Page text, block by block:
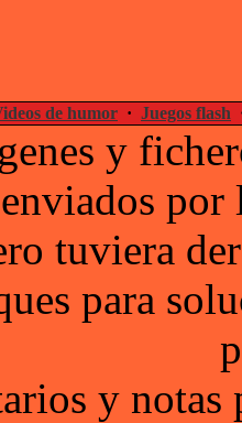
de humor · Juegos flash
y
por
tuviera
para
y notas